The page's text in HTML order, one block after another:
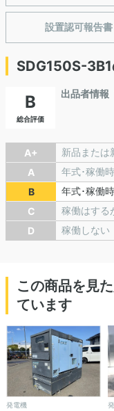
設置認可報告書
SDG150S-
B
総合評価
出品者情報
A+
新品または
A
年式･稼働
B
年式･稼働
C
稼働はする
D
稼働しない
この商品を見
ています
発電機